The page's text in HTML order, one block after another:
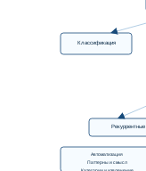
Классификация
Рекуррентные
Автоматизация
Паттерны и смысл